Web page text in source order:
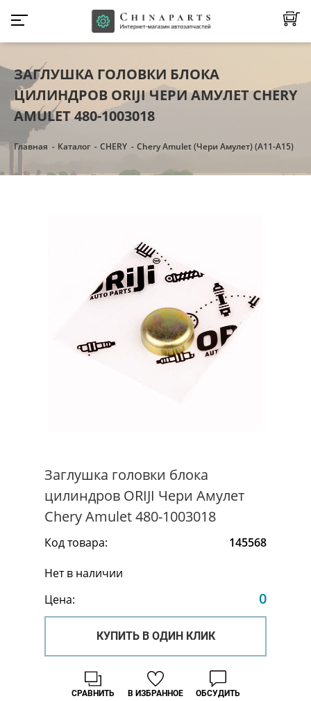
ЗАГЛУШКА ГОЛОВКИ БЛОКА
ЦИЛИНДРОВ ORIJI ЧЕРИ АМУЛЕТ CHERY
AMULET 480-1003018
Главная Каталог CHERY Chery Amulet (Чери Амулет) (А11-А15)
Заглушка головки блока
цилиндров ORIJI Чери Амулет
Chery Amulet 480-1003018
Код товара:
145568
Нет в наличии
Цена:
0
КУПИТЬ В ОДИН КЛИК
В ИЗБРАННОЕ
СРАВНИТЬ ОБСУДИТЬ